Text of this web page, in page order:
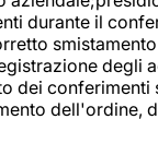
durante il
degli
dei conferimenti
dell'ordine,